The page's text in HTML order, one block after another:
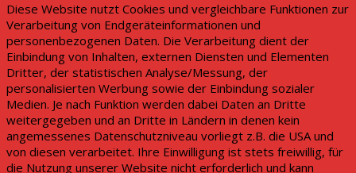
Diese Website nutzt Cookies und vergleichbare Funktionen zur
Verarbeitung von Endgeräteinformationen und
personenbezogenen Daten. Die Verarbeitung dient der
Einbindung von Inhalten, externen Diensten und Elementen
Dritter, der statistischen Analyse/Messung, der
personalisierten Werbung sowie der Einbindung sozialer
Medien. Je nach Funktion werden dabei Daten an Dritte
weitergegeben und an Dritte in Ländern in denen kein
angemessenes Datenschutzniveau vorliegt z.B. die USA und
von diesen verarbeitet. Ihre Einwilligung ist stets freiwillig, für
die Nutzung unserer Website nicht erforderlich und kann